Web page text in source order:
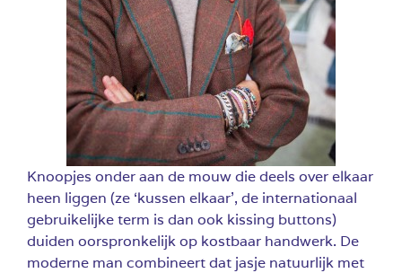
Knoopjes onder aan de mouw die deels over elkaar
heen liggen (ze ‘kussen elkaar’, de internationaal
gebruikelijke term is dan ook kissing buttons)
duiden oorspronkelijk op kostbaar handwerk. De
moderne man combineert dat jasje natuurlijk met